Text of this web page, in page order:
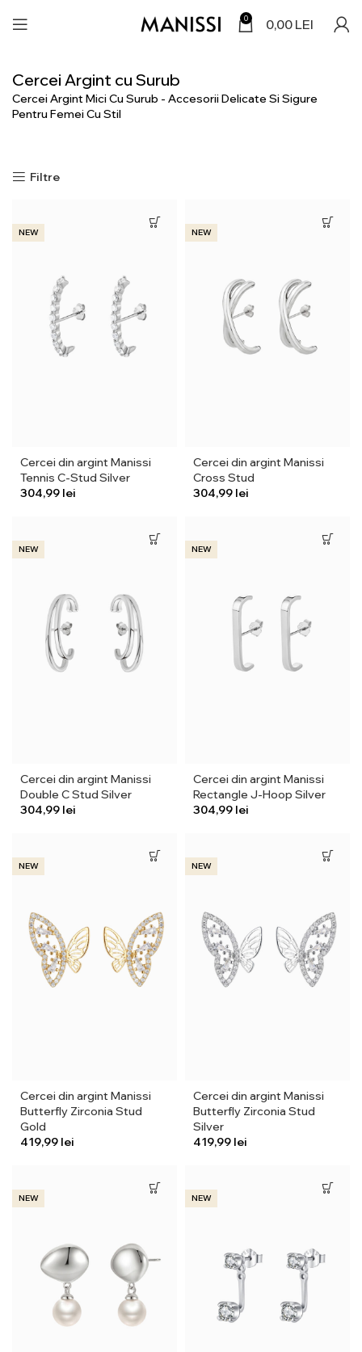
0 0,00 LEI
Cercei Argint cu Surub
Cercei Argint Mici Cu Surub - Accesorii Delicate Si Sigure
Pentru Femei Cu Stil
Filtre
NEW
Cercei din argint Manissi
Tennis C-Stud Silver
lei
NEW
Cercei din argint Manissi
Cross Stud
lei
NEW
Cercei din argint Manissi
Double C Stud Silver
lei
NEW
Cercei din argint Manissi
Rectangle J-Hoop Silver
lei
NEW
Cercei din argint Manissi
Butterfly Zirconia Stud
Gold
lei
NEW
Cercei din argint Manissi
Butterfly Zirconia Stud
Silver
lei
NEW NEW